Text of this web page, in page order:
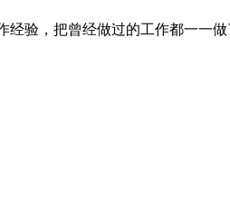
验，把曾经做过的工作都一一